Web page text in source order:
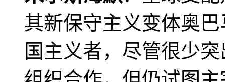
其新保守主义变体奥
国主义者，尽管很少